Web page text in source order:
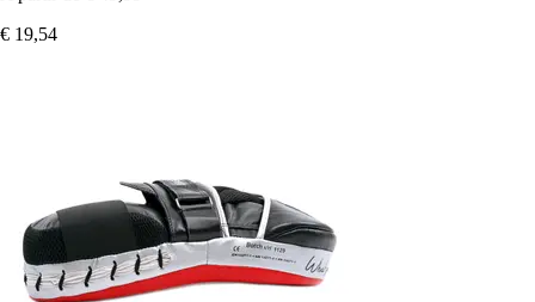
€ 19,54